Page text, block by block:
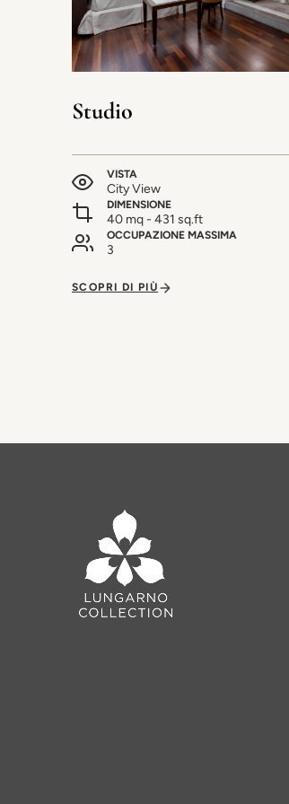
Studio
VISTA
City View
DIMENSIONE
40 mq - 431 sq.ft
OCCUPAZIONE MASSIMA
3
SCOPRI DI PIÙ